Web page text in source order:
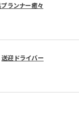
ランナー癒々
送迎ドライバー